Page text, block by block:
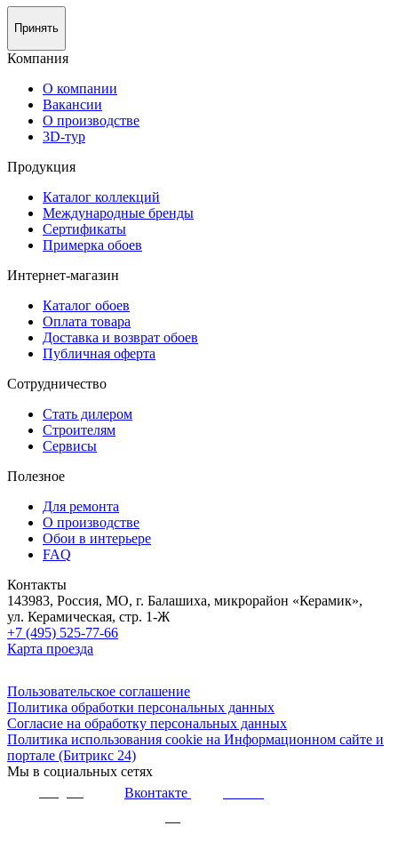
Принять
Компания
О компании
Вакансии
О производстве
3D-тур
Продукция
Каталог коллекций
Международные бренды
Сертификаты
Примерка обоев
Интернет-магазин
Каталог обоев
Оплата товара
Доставка и возврат обоев
Публичная оферта
Сотрудничество
Стать дилером
Строителям
Сервисы
Полезное
Для ремонта
О производстве
Обои в интерьере
FAQ
Контакты
143983, Россия, МО, г. Балашиха, микрорайон «Керамик»,
ул. Керамическая, стр. 1-Ж
+7 (495) 525-77-66
Карта проезда
Пользовательское соглашение
Политика обработки персональных данных
Согласие на обработку персональных данных
Политика использования cookie на Информационном сайте и
портале (Битрикс 24)
Мы в социальных сетях
Вконтакте